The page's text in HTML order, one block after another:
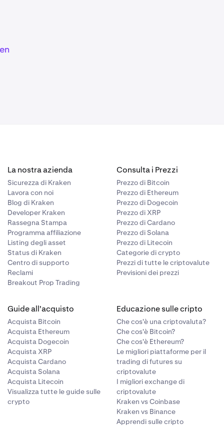
La nostra azienda
Sicurezza di Kraken
Lavora con noi
Blog di Kraken
Developer Kraken
Rassegna Stampa
Programma affiliazione
Listing degli asset
Status di Kraken
Centro di supporto
Reclami
Breakout Prop Trading
Consulta i Prezzi
Prezzo di Bitcoin
Prezzo di Ethereum
Prezzo di Dogecoin
Prezzo di XRP
Prezzo di Cardano
Prezzo di Solana
Prezzo di Litecoin
Categorie di crypto
Prezzi di tutte le criptovalute
Previsioni dei prezzi
Guide all'acquisto
Acquista Bitcoin
Acquista Ethereum
Acquista Dogecoin
Acquista XRP
Acquista Cardano
Acquista Solana
Acquista Litecoin
Visualizza tutte le guide sulle
crypto
Educazione sulle cripto
Che cos'è una criptovaluta?
Che cos'è Bitcoin?
Che cos'è Ethereum?
Le migliori piattaforme per il
trading di futures su
criptovalute
I migliori exchange di
criptovalute
Kraken vs Coinbase
Kraken vs Binance
Apprendi sulle cripto